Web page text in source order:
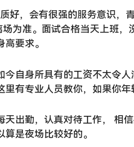
好，会有很强的服务意识，
为准。面试合格当天上班，
要求。
自身所具有的工资不太令
有专业人员教你，如果你年
出勤，认真对待工作， 相
是夜场比较好的。